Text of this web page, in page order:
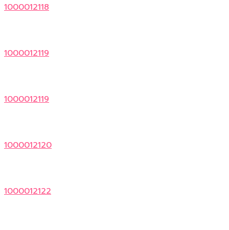
1000012118
1000012119
1000012119
1000012120
1000012122